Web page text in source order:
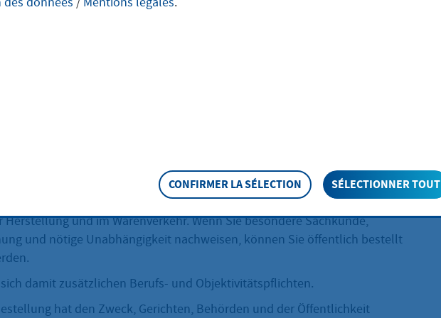
Bestellung als Probenehmer stehen Sie Gerichten, Behörden, der
prüfen Sie die Beschaffenheit, Menge, Gewicht oder richtige Verpackung
Herstellung und im Warenverkehr. Wenn Sie besondere Sachkunde,
und nötige Unabhängigkeit nachweisen, können Sie öffentlich bestellt
damit zusätzlichen Berufs- und Objektivitätspflichten.
hat den Zweck, Gerichten, Behörden und der Öffentlichkeit
CONFIRMER LA SÉLECTION SÉLECTIONNER TOUT